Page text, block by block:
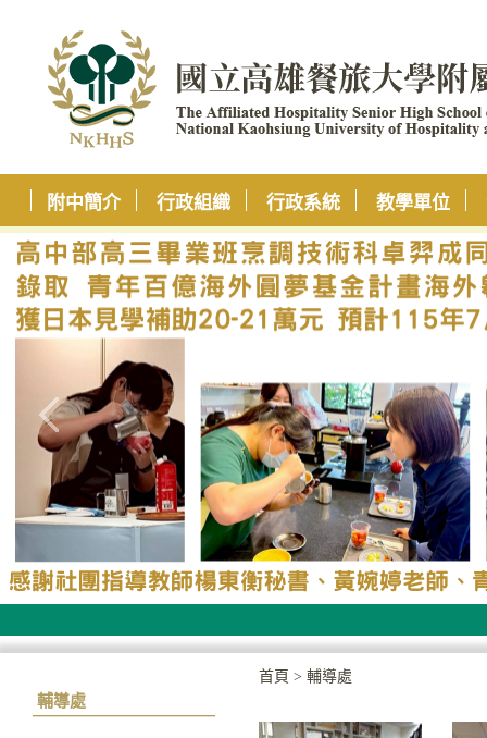
附中簡介 行政組織 行政系統 教學單位
輔導處
首頁 > 輔導處